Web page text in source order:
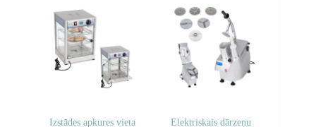
Izstādes apkures vieta
Elektriskais dārzeņu